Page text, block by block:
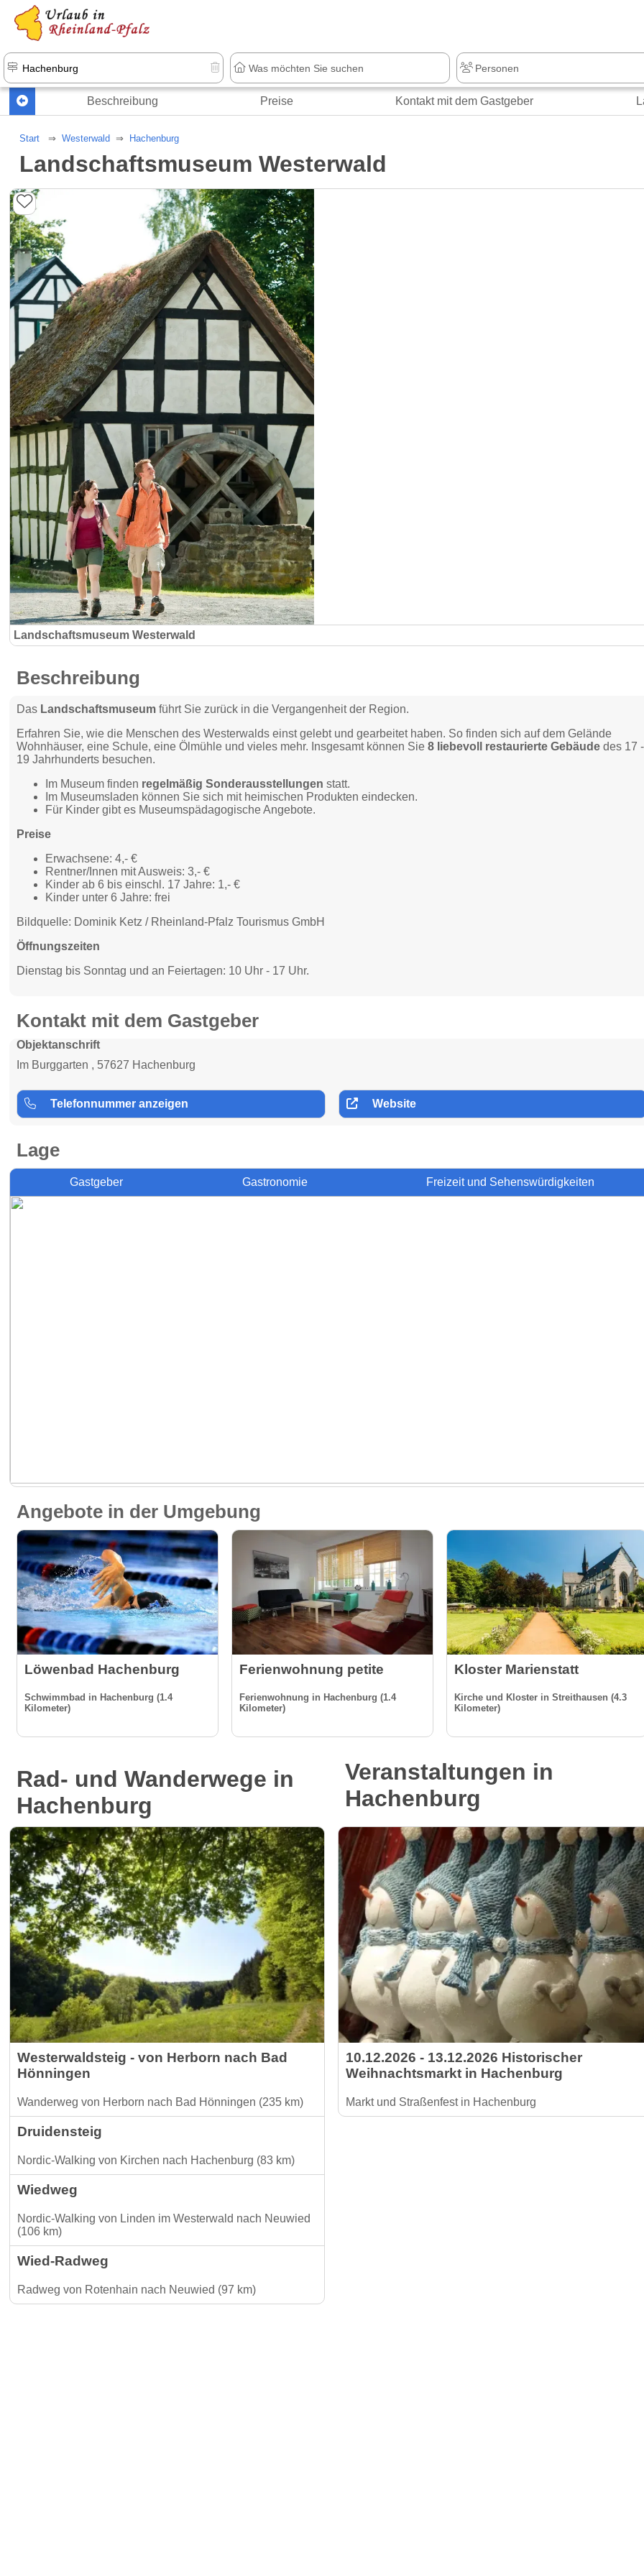
Beschreibung Preise Kontakt mit dem Gastgeber
Start Westerwald Hachenburg
Landschaftsmuseum Westerwald
Landschaftsmuseum Westerwald
Beschreibung
Das Landschaftsmuseum führt Sie zurück in die Vergangenheit der Region.
Erfahren Sie, wie die Menschen des Westerwalds einst gelebt und gearbeitet haben. So finden sich auf dem Gelände
Wohnhäuser, eine Schule, eine Ölmühle und vieles mehr. Insgesamt können Sie 8 liebevoll restaurierte Gebäude des 17 -
19 Jahrhunderts besuchen.
Im Museum finden regelmäßig Sonderausstellungen statt.
Im Museumsladen können Sie sich mit heimischen Produkten eindecken.
Für Kinder gibt es Museumspädagogische Angebote.
Preise
Erwachsene: 4,- €
Rentner/Innen mit Ausweis: 3,- €
Kinder ab 6 bis einschl. 17 Jahre: 1,- €
Kinder unter 6 Jahre: frei
Bildquelle: Dominik Ketz / Rheinland-Pfalz Tourismus GmbH
Öffnungszeiten
Dienstag bis Sonntag und an Feiertagen: 10 Uhr - 17 Uhr.
Kontakt mit dem Gastgeber
Objektanschrift
Im Burggarten , 57627 Hachenburg
Telefonnummer anzeigen Website
Lage
Gastgeber Gastronomie Freizeit und Sehenswürdigkeiten
Angebote in der Umgebung
Löwenbad Hachenburg
Schwimmbad in Hachenburg (1.4
Kilometer)
Ferienwohnung petite
Ferienwohnung in Hachenburg (1.4
Kilometer)
Kloster Marienstatt
Kirche und Kloster in Streithausen (4.3
Kilometer)
Rad- und Wanderwege in
Hachenburg
Westerwaldsteig - von Herborn nach Bad
Hönningen
Wanderweg von Herborn nach Bad Hönningen (235 km)
Druidensteig
Nordic-Walking von Kirchen nach Hachenburg (83 km)
Wiedweg
Nordic-Walking von Linden im Westerwald nach Neuwied
(106 km)
Wied-Radweg
Radweg von Rotenhain nach Neuwied (97 km)
Veranstaltungen in
Hachenburg
10.12.2026 - 13.12.2026 Historischer
Weihnachtsmarkt in Hachenburg
Markt und Straßenfest in Hachenburg